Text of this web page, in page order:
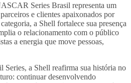
Series Brasil representa um
e clientes apaixonados por
a Shell fortalece sua presença
o relacionamento com o público
a energia que move pessoas,
a Shell reafirma sua história no
continuar desenvolvendo